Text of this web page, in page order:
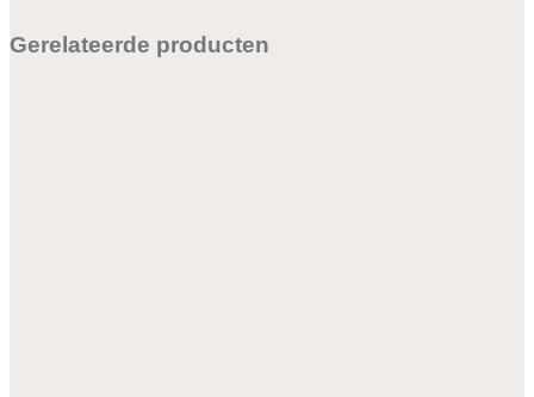
Gerelateerde producten